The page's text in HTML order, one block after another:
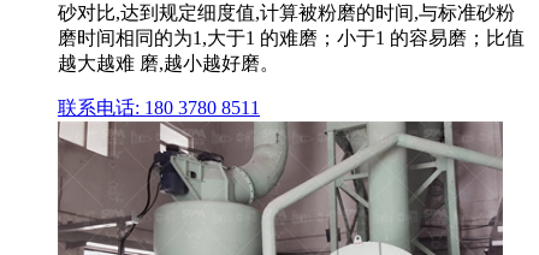
砂对比,达到规定细度值,计算被粉磨的时间,与标准砂粉
磨时间相同的为1,大于1 的难磨；小于1 的容易磨；比值
越大越难 磨,越小越好磨。
联系电话: 180 3780 8511